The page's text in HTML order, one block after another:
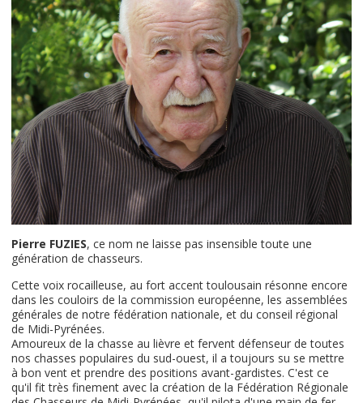
Pierre FUZIES, ce nom ne laisse pas insensible toute une
génération de chasseurs.
Cette voix rocailleuse, au fort accent toulousain résonne encore
dans les couloirs de la commission européenne, les assemblées
générales de notre fédération nationale, et du conseil régional
de Midi-Pyrénées.
Amoureux de la chasse au lièvre et fervent défenseur de toutes
nos chasses populaires du sud-ouest, il a toujours su se mettre
à bon vent et prendre des positions avant-gardistes. C'est ce
qu'il fit très finement avec la création de la Fédération Régionale